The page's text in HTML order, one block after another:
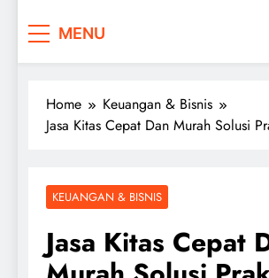
MENU
Home
Keuangan & Bisnis
Jasa Kitas Cepat Dan Murah Solusi
KEUANGAN & BISNIS
Jasa Kitas Cepat